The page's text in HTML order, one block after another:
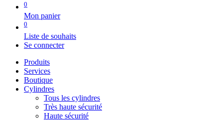
0
Mon panier
0
Liste de souhaits
Se connecter
Produits
Services
Boutique
Cylindres
Tous les cylindres
Très haute sécurité
Haute sécurité